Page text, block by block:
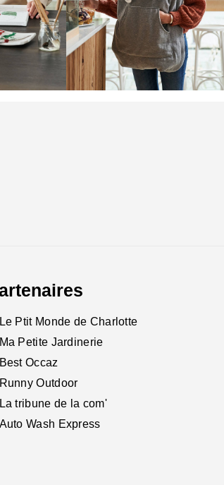
Le Ptit Monde de Charlotte
Ma Petite Jardinerie
Best Occaz
Runny Outdoor
La tribune de la com'
Auto Wash Express